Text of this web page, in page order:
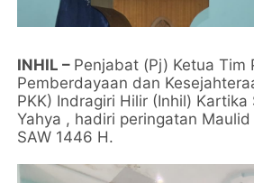
INHIL – Penjabat (Pj) Ketua Tim
Pemberdayaan dan
PKK) Indragiri Hilir (Inhil) Kartika
Yahya , hadiri peringatan
SAW 1446 H.